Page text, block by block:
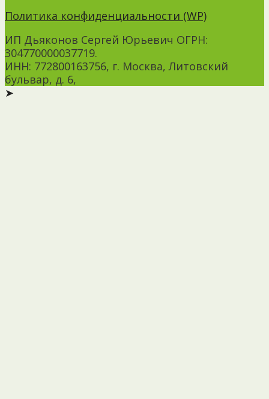
Политика конфиденциальности (WP)
ИП Дьяконов Сергей Юрьевич ОГРН:
304770000037719.
ИНН: 772800163756, г. Москва, Литовский
бульвар, д. 6,
➤